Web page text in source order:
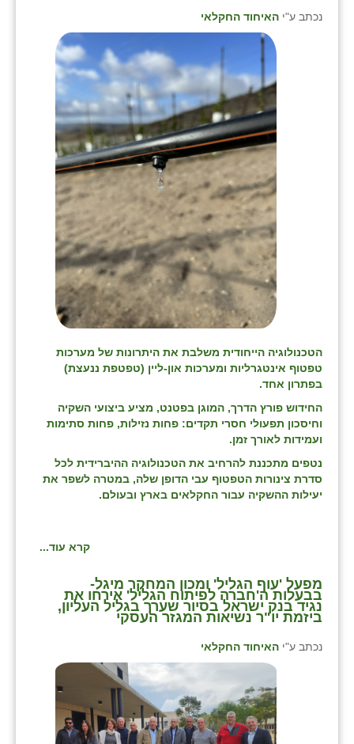
נכתב ע"י האיחוד החקלאי
הטכנולוגיה הייחודית משלבת את היתרונות של מערכות
טפטוף אינטגרליות ומערכות און-ליין (טפטפת ננעצת)
בפתרון אחד.
החידוש פורץ הדרך, המוגן בפטנט, מציע ביצועי השקיה
וחיסכון תפעולי חסרי תקדים: פחות נזילות, פחות סתימות
ועמידות לאורך זמן.
נטפים מתכננת להרחיב את הטכנולוגיה ההיברידית לכל
סדרת צינורות הטפטוף עבי הדופן שלה, במטרה לשפר את
יעילות ההשקיה עבור החקלאים בארץ ובעולם.
קרא עוד...
מפעל 'עוף הגליל' ומכון המחקר מיגל-
בבעלות ה'חברה לפיתוח הגליל' אירחו את
נגיד בנק ישראל בסיור שערך בגליל העליון,
ביזמת יו"ר נשיאות המגזר העסקי
נכתב ע"י האיחוד החקלאי